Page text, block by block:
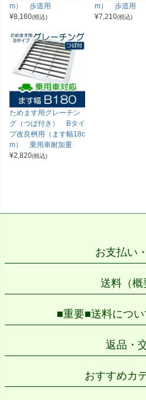
m） 歩道用
¥8,160(税込)
m） 歩道用
¥7,210(税込)
ためます用グレーチン
グ（つば付き） Bタイ
プ改良桝用（ます幅18c
m） 乗用車耐加重
¥2,820(税込)
お支払い
送料（概
■重要■送料につ
返品・
おすすめカ